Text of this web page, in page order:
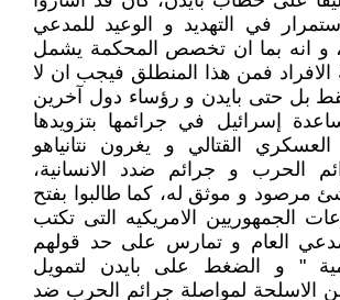
في التهديد و الوعيد للمدعي
، و انه بما ان تخصص المحكمة يشمل
فمن هذا المنطلق فيجب ان لا
بل حتى بايدن و رؤساء دول آخرين
إسرائيل في جرائمها بتزويدها
العسكري القتالي و يغرون نتانياهو
الحرب و جرائم ضدد الانسانية،
مرصود و موثق له، كما طالبوا بفتح
الجمهوريين الامريكيه التى تكتب
العام و تمارس على حد قولهم
" و الضغط على بايدن لتمويل
من الاسلحة لمواصلة جرائم الحرب ضد